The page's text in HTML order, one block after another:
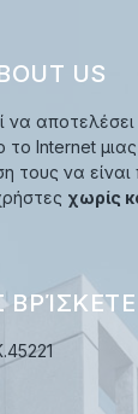
US
να αποτελέσει
το Internet μιας
τους να
χωρίς
ΒΡΊΣΚΕΤΕ